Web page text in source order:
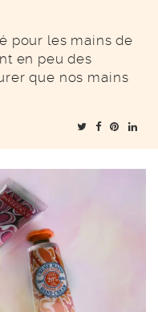
pour les mains de
en peu des
que nos mains